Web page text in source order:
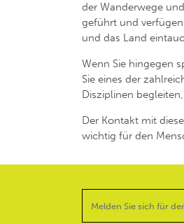
der Wanderwege
geführt und
und das Land
Wenn Sie hingegen
Sie eines der
Disziplinen
Der Kontakt mit
wichtig für den